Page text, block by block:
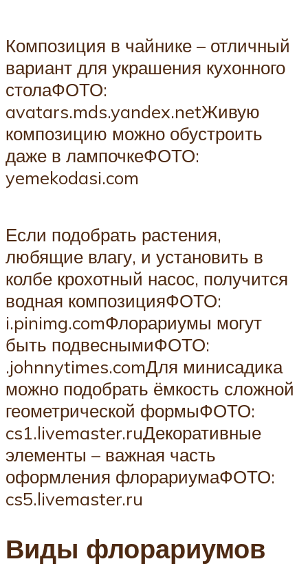
Композиция в чайнике – отличный
вариант для украшения кухонного
столаФОТО:
avatars.mds.yandex.netЖивую
композицию можно обустроить
даже в лампочкеФОТО:
yemekodasi.com
Если подобрать растения,
любящие влагу, и установить в
колбе крохотный насос, получится
водная композицияФОТО:
i.pinimg.comФлорариумы могут
быть подвеснымиФОТО:
.johnnytimes.comДля минисадика
можно подобрать ёмкость сложной
геометрической формыФОТО:
cs1.livemaster.ruДекоративные
элементы – важная часть
оформления флорариумаФОТО:
cs5.livemaster.ru
Виды флорариумов